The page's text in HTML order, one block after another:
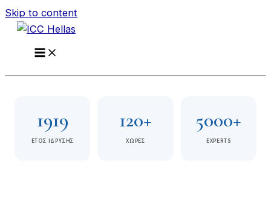
Skip to content
1919
EΤΟΣ IΔΡΥΣΗΣ
120+
ΧΩΡΕΣ
5000+
EXPERTS